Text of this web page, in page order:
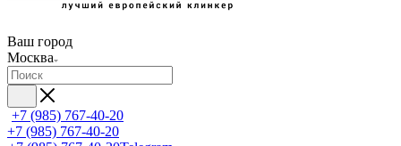
Ваш город
Москва
+7 (985) 767-40-20
+7 (985) 767-40-20